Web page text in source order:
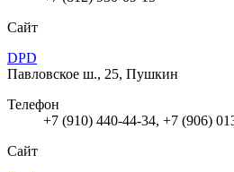
Сайт
DPD
Павловское ш., 25, Пушкин
Телефон
+7 (910) 440-44-34, +7 (906)
Сайт